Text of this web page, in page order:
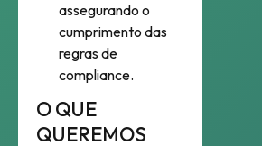
assegurando o
cumprimento das
regras de
compliance.
O QUE
QUEREMOS